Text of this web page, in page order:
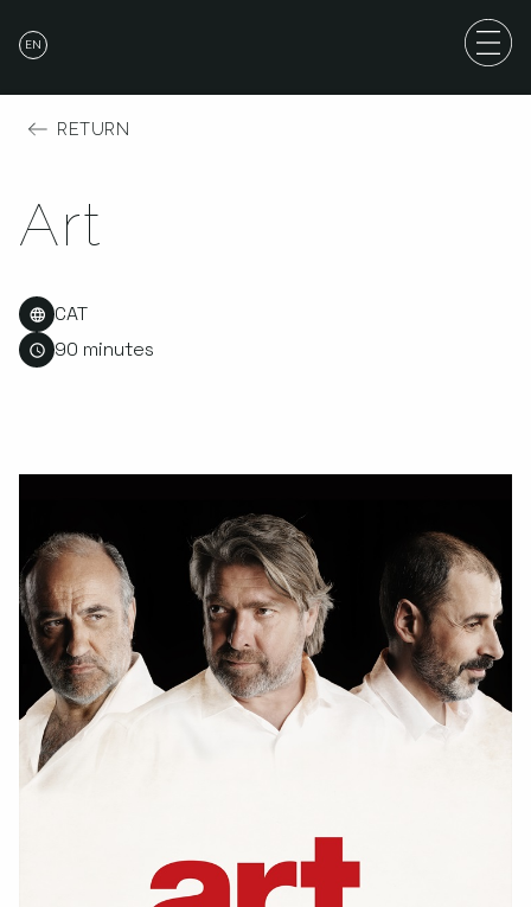
EN
RETURN
Art
CAT
90 minutes